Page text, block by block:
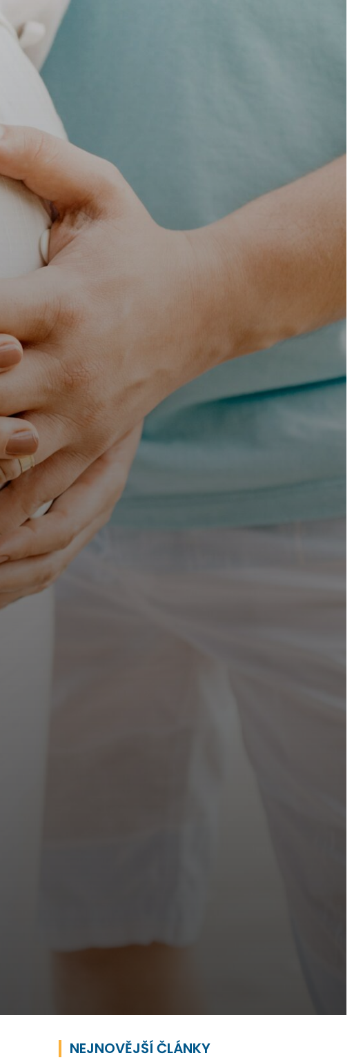
NEJNOVĚJŠÍ ČLÁNKY